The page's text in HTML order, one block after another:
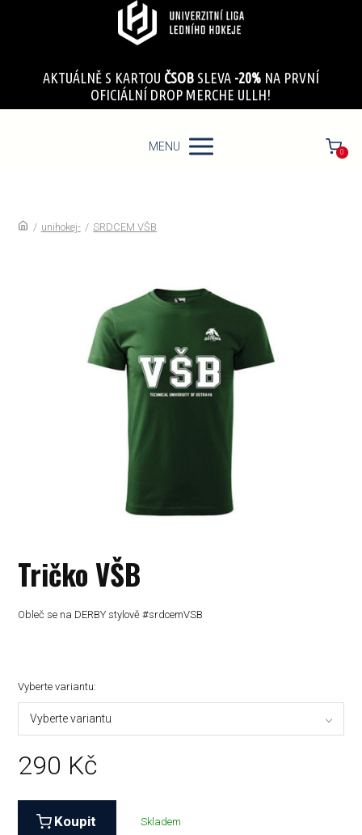
AKTUÁLNĚ S KARTOU ČSOBSLEVA -20%NA PRVNÍ
OFICIÁLNÍ DROP MERCHE ULLH!
MENU 0
/ unihokej- / SRDCEM VŠB
Tričko VŠB
Obleč se na DERBY stylově #srdcemVSB
Vyberte variantu:
Vyberte variantu
290 Kč
Koupit Skladem